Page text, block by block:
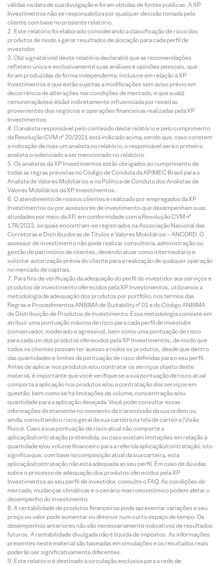
válidas na data de sua divulgação e foram obtidas de fontes públicas. A XP
Investimentos não se responsabiliza por qualquer decisão tomada pelo
cliente com base no presente relatório.
Este relatório foi elaborado considerando a classificação de risco dos
produtos de modo a gerar resultados de alocação para cada perfil de
investidor.
O(s) signatário(s) deste relatório declara(m) que as recomendações
refletem única e exclusivamente suas análises e opiniões pessoais, que
foram produzidas de forma independente, inclusive em relação à XP
Investimentos e que estão sujeitas a modificações sem aviso prévio em
decorrência de alterações nas condições de mercado, e que sua(s)
remuneração(es) é(são) indiretamente influenciada por receitas
provenientes dos negócios e operações financeiras realizadas pela XP
Investimentos.
O analista responsável pelo conteúdo deste relatório e pelo cumprimento
da Resolução CVM nº 20/2021 está indicado acima, sendo que, caso constem
a indicação de mais um analista no relatório, o responsável será o primeiro
analista credenciado a ser mencionado no relatório.
Os analistas da XP Investimentos estão obrigados ao cumprimento de
todas as regras previstas no Código de Conduta da APIMEC Brasil para o
Analista de Valores Mobiliários e na Política de Conduta dos Analistas de
Valores Mobiliários da XP Investimentos.
O atendimento de nossos clientes é realizado por empregados da XP
Investimentos ou por assessores de investimento que desempenham suas
atividades por meio da XP, em conformidade com a Resolução CVM nº
178/2023, os quais encontram-se registrados na Associação Nacional das
Corretoras e Distribuidoras de Títulos e Valores Mobiliários – ANCORD. O
assessor de investimento não pode realizar consultoria, administração ou
gestão de patrimônio de clientes, devendo atuar como intermediário e
solicitar autorização prévia do cliente para a realização de qualquer operação
no mercado de capitais.
Para fins de verificação da adequação do perfil do investidor aos serviços e
produtos de investimento oferecidos pela XP Investimentos, utilizamos a
metodologia de adequação dos produtos por portfólio, nos termos das
Regras e Procedimentos ANBIMA de Suitability nº 01 e do Código ANBIMA
de Distribuição de Produtos de Investimento. Essa metodologia consiste em
atribuir uma pontuação máxima de risco para cada perfil de investidor
(conservador, moderado e agressivo), bem como uma pontuação de risco
para cada um dos produtos oferecidos pela XP Investimentos, de modo que
todos os clientes possam ter acesso a todos os produtos, desde que dentro
das quantidades e limites da pontuação de risco definidas para o seu perfil.
Antes de aplicar nos produtos e/ou contratar os serviços objeto deste
material, é importante que você verifique se a sua pontuação de risco atual
comporta a aplicação nos produtos e/ou a contratação dos serviços em
questão, bem como se há limitações de volume, concentração e/ou
quantidade para a aplicação desejada. Você pode consultar essas
informações diretamente no momento da transmissão da sua ordem ou,
ainda, consultando o risco geral da sua carteira na tela de carteira (Visão
Risco). Caso a sua pontuação de risco atual não comporte a
aplicação/contratação pretendida, ou caso existam limitações em relação à
quantidade e/ou volume financeiro para a referida aplicação/contratação, isto
significa que, com base na composição atual da sua carteira, esta
aplicação/contratação não está adequada ao seu perfil. Em caso de dúvidas
sobre o processo de adequação dos produtos oferecidos pela XP
Investimentos ao seu perfil de investidor, consulte o FAQ. As condições de
mercado, mudanças climáticas e o cenário macroeconômico podem afetar o
desempenho do investimento.
A rentabilidade de produtos financeiros pode apresentar variações e seu
preço ou valor pode aumentar ou diminuir num curto espaço de tempo. Os
desempenhos anteriores não são necessariamente indicativos de resultados
futuros. A rentabilidade divulgada não é líquida de impostos. As informações
presentes neste material são baseadas em simulações e os resultados reais
poderão ser significativamente diferentes.
Este relatório é destinado à circulação exclusiva para a rede de